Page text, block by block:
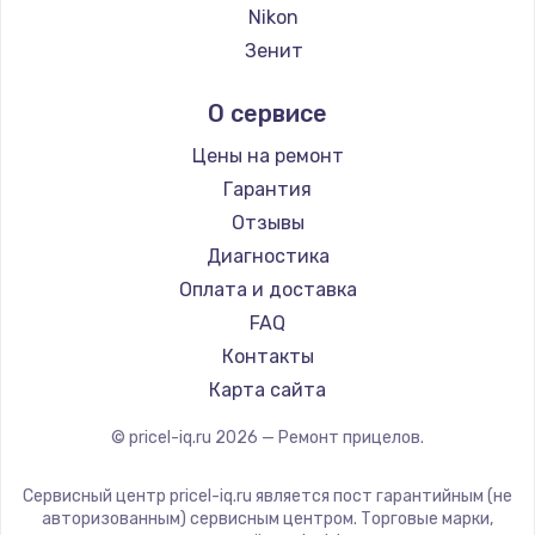
Заказать
1300 руб.
Заказать
Техобслуживание
Заказать
Установка / подключение / демонтаж
1300 руб.
1400 руб.
Ремонт прицелов Hikmicro
Ремонт прицелов IWT
Ремонт прицелов NNPO
Ремонт прицелов Taigan
Ремонт прицелов Thermal Scope
Ремонт прицелов ConoTech
Ремонт прицелов Легат
Ремонт прицелов Athlon
Nikon
Зенит
Artelv
Hakko
HALES
Leica
Vector Optics
Carl Zeiss
Zeiss
AGM Global Vision
Pilad
Venox
О сервисе
Цены на ремонт
Гарантия
Отзывы
Диагностика
Оплата и доставка
FAQ
Контакты
Карта сайта
© pricel-iq.ru 2026 — Ремонт прицелов.
Сервисный центр pricel-iq.ru является пост гарантийным (не
авторизованным) сервисным центром. Торговые марки,